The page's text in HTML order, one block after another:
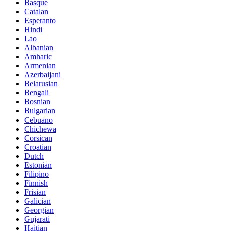
Basque
Catalan
Esperanto
Hindi
Lao
Albanian
Amharic
Armenian
Azerbaijani
Belarusian
Bengali
Bosnian
Bulgarian
Cebuano
Chichewa
Corsican
Croatian
Dutch
Estonian
Filipino
Finnish
Frisian
Galician
Georgian
Gujarati
Haitian